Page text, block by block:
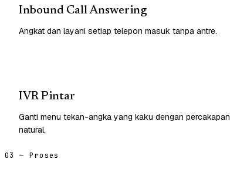
Inbound Call Answering
Angkat dan layani setiap telepon masuk tanpa antre.
IVR Pintar
Ganti menu tekan-angka yang kaku dengan percakapan
natural.
03 — Proses